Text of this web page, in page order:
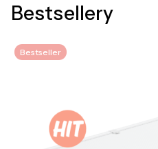
Bestsellery
Bestseller